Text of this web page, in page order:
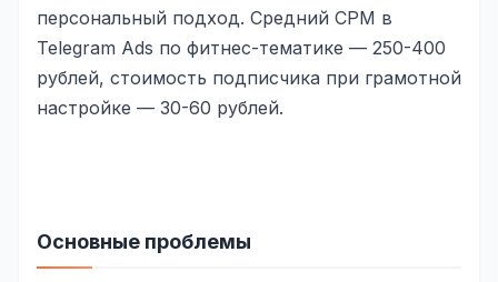
+ ещё 6 услуг
SMM
ВКонтакте
YouTube
персональный подход. Средний CPM в
Telegram Ads по фитнес-тематике — 250-400
рублей, стоимость подписчика при грамотной
настройке — 30-60 рублей.
Основные проблемы